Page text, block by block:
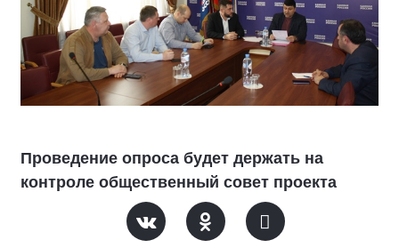
Проведение опроса будет держать на
контроле общественный совет проекта